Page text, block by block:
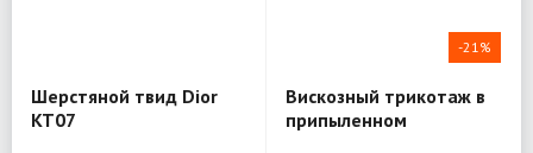
Шерстяной твид Dior
KT07
-21%
Вискозный трикотаж в
припыленном